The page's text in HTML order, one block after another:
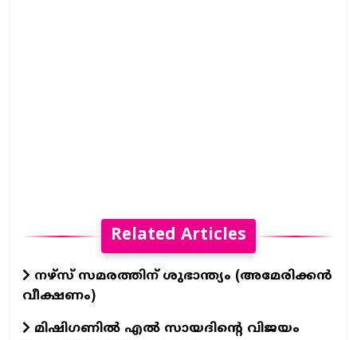
Related Articles
നഴ്സ് സമരത്തിന് ശുഭാന്ത്യം (അമേരിക്കൻ
വീക്ഷണം)
മിഷിഗണിൽ എൽ സായദിന്റെ വിജയം